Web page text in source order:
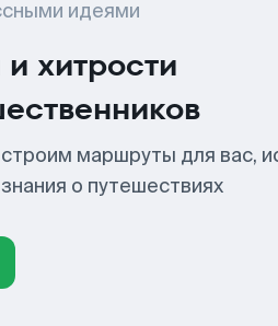
идеями
хитрости
маршруты для вас,
о путешествиях